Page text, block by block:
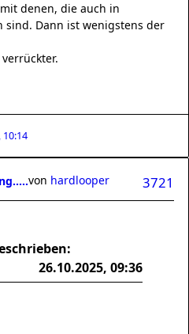
denen, die auch in
sind. Dann ist wenigstens der
10:14
3721
von hardlooper
26.10.2025, 09:36